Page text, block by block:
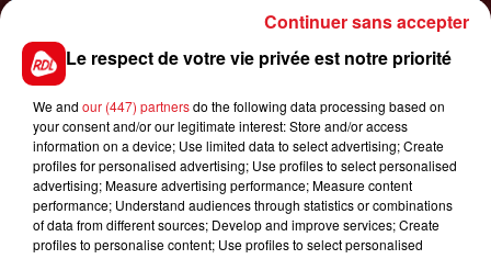
1er août 2026
GAGNEZ VOS ENTRÉES POUR TOUTE LA
FAMILLE À DENNLYS PARC !
LES PODCASTS
Le respect de votre vie privée est notre priorité
We and our (447) partnersdo the following data processing based on
your consent and/or our legitimate interest: Store and/or access
information on a device; Use limited data to select advertising; Create
profiles for personalised advertising; Use profiles to select personalised
advertising; Measure advertising performance; Measure content
performance; Understand audiences through statistics or combinations
of data from different sources; Develop and improve services; Create
profiles to personalise content; Use profiles to select personalised
Continuer sans accepter